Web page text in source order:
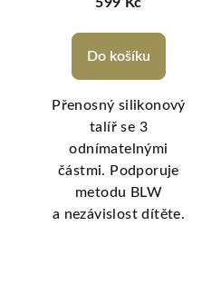
Do košíku
Přenosný silikonový
talíř se 3
odnímatelnými
částmi. Podporuje
metodu BLW
a nezávislost dítěte.